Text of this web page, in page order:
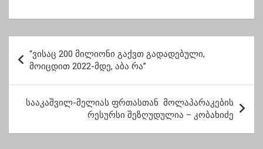
ვყიდულობთ
აფრიკაში
თანმიმდევრული
ბრძოლით შეიძლება
“გაისტუმრო”
ო
ს
“ვისაც 200 მილიონი გაქვთ გადადებული,
მოიცდით 2022-მდე, აბა რა”
სააკაშვილ-მელიას ფრთასთან მოლაპარაკების
რესურსი შეზღუდულია – კობახიძე